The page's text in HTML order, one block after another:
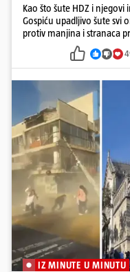
Kao što šute HDZ i
Gospiću upadljivo šute svi
protiv manjina i stranaca
ljubavi prema domovini.
IZ MINUTE U MINUTU